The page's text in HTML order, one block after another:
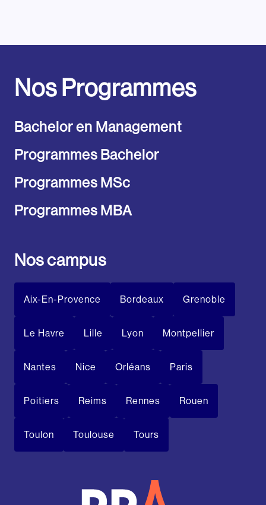
Nos Programmes
Bachelor en Management
Programmes Bachelor
Programmes MSc
Programmes MBA
Nos campus
Aix-En-Provence Bordeaux Grenoble
Le Havre Lille Lyon Montpellier
Nantes Nice Orléans Paris
Poitiers Reims Rennes Rouen
Toulon Toulouse Tours